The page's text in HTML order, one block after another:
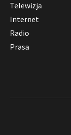
Telewizja
Internet
Radio
Prasa